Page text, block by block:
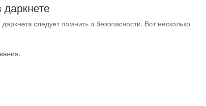
следует помнить о безопасности. Вот несколько